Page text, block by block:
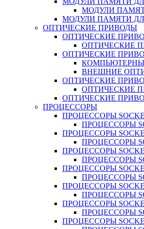
МОДУЛИ
МОДУЛИ ПАМЯТИ
ОПТИЧЕСКИЕ ПРИВОДЫ
ОПТИЧЕСКИЕ
ОПТИЧЕСКИЕ
ОПТИЧЕСКИЕ
ВНЕШНИЕ
ОПТИЧЕСКИЕ
ОПТИЧЕСКИЕ
ОПТИЧЕСКИЕ
ПРОЦЕССОРЫ
ПРОЦЕССОРЫ
ПРОЦЕССОРЫ
ПРОЦЕССОРЫ
ПРОЦЕССОРЫ
ПРОЦЕССОРЫ
ПРОЦЕССОРЫ
ПРОЦЕССОРЫ
ПРОЦЕССОРЫ
ПРОЦЕССОРЫ
ПРОЦЕССОРЫ
ПРОЦЕССОРЫ
ПРОЦЕССОРЫ
ПРОЦЕССОРЫ